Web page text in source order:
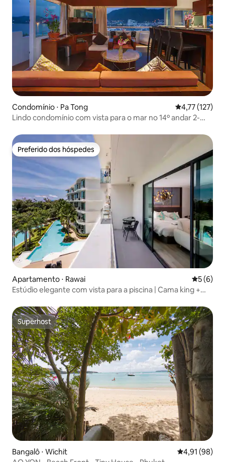
Condomínio ⋅ Pa Tong 4,77 de uma
4,77 (127)
Lindo condomínio com vista para o mar no 14º andar 2-
Preferido dos hóspedes
Preferido dos hóspedes
Apartamento ⋅ Rawai 5 de
5 (6)
Estúdio elegante com vista para a piscina | Cama king +
Superhost
Superhost
Bangalô ⋅ Wichit 4,91 de uma
4,91 (98)